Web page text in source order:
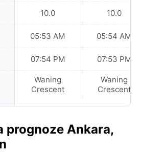
10.0
05:53 AM
07:54 PM
Waning
Crescent
10.0
05:54 AM
07:53 PM
Waning
Crescent
prognoze Ankara,